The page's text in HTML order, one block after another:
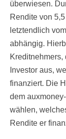
überwiesen.
Rendite von
letztendlich
abhängig.
Investor aus,
finanziert. Die
dem
wählen,
Rendite er